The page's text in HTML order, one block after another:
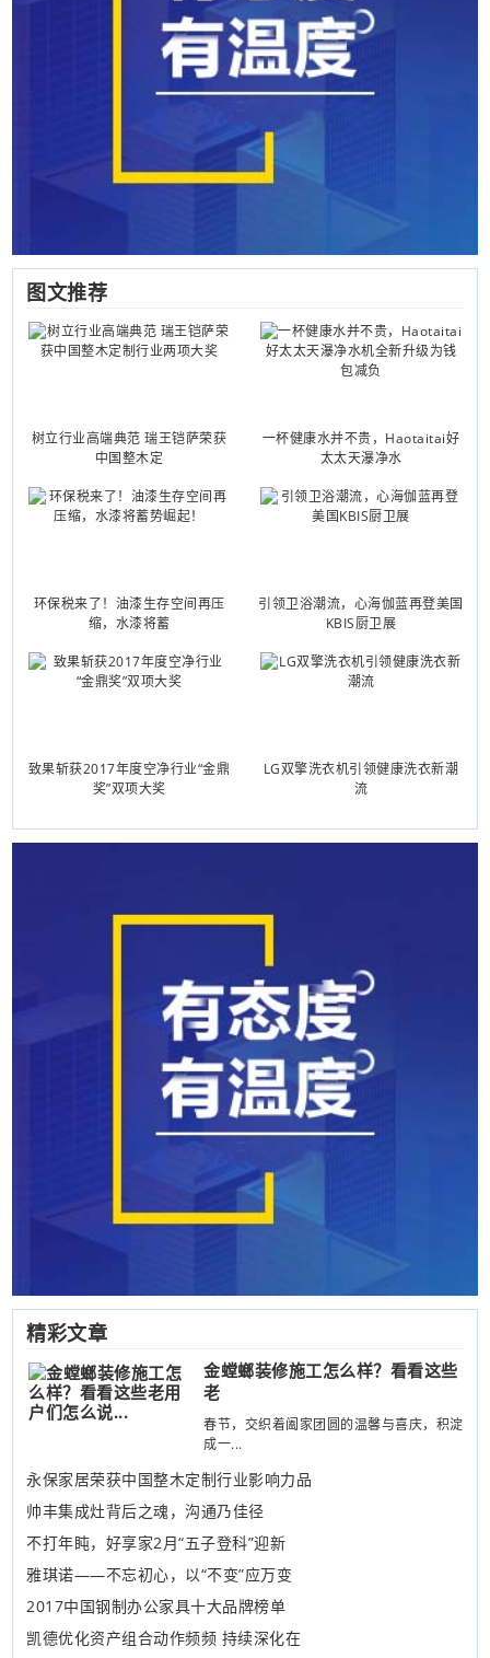
图文推荐
树立行业高端典范 瑞王铠萨荣获
中国整木定
一杯健康水并不贵，Haotaitai好
太太天瀑净水
环保税来了！油漆生存空间再压
缩，水漆将蓄
引领卫浴潮流，心海伽蓝再登美国
KBIS厨卫展
致果斩获2017年度空净行业“金鼎
奖”双项大奖
LG双擎洗衣机引领健康洗衣新潮
流
精彩文章
金螳螂装修施工怎么样？看看这些
老
春节，交织着阖家团圆的温馨与喜庆，积淀
成一...
永保家居荣获中国整木定制行业影响力品
帅丰集成灶背后之魂，沟通乃佳径
不打年盹，好享家2月“五子登科”迎新
雅琪诺——不忘初心，以“不变”应万变
2017中国钢制办公家具十大品牌榜单
凯德优化资产组合动作频频 持续深化在